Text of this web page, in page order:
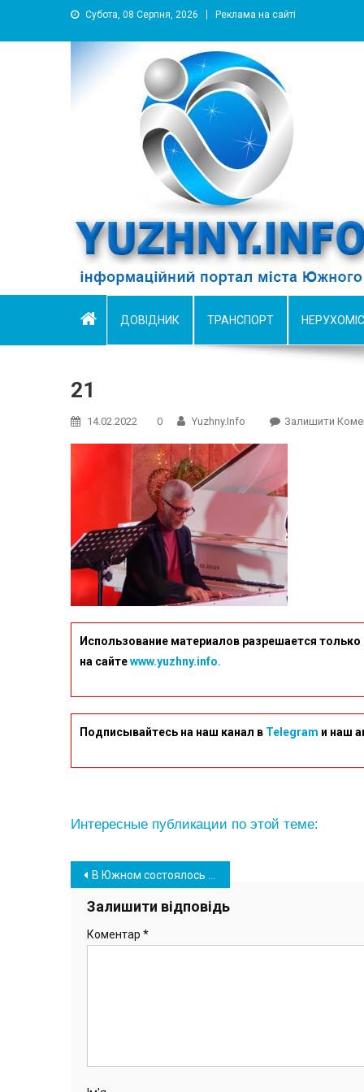
Субота, 08 Серпня, 2026 Реклама на сайті
YUZHNY.INFO
информационный портал города Южный
ДОВІДНИК ТРАНСПОРТ
21
14.02.2022 0 Yuzhny.info Залишити
Использование материалов разрешается
на сайтеwww.yuzhny.info.
Подписывайтесь на наш канал в Telegram и наш
Интересные публикации по этой теме:
Навігація
записів
В Южном состоялось праздничное мероприятие по случаю Дня влюбленных (видео, фото)
Залишити відповідь
Коментар *